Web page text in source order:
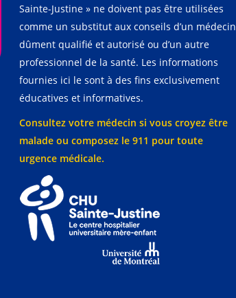
Sainte-Justine » ne doivent pas être utilisées
comme un substitut aux conseils d’un médecin
dûment qualifié et autorisé ou d’un autre
professionnel de la santé. Les informations
fournies ici le sont à des fins exclusivement
éducatives et informatives.
Consultez votre médecin si vous croyez être
malade ou composez le 911 pour toute
urgence médicale.